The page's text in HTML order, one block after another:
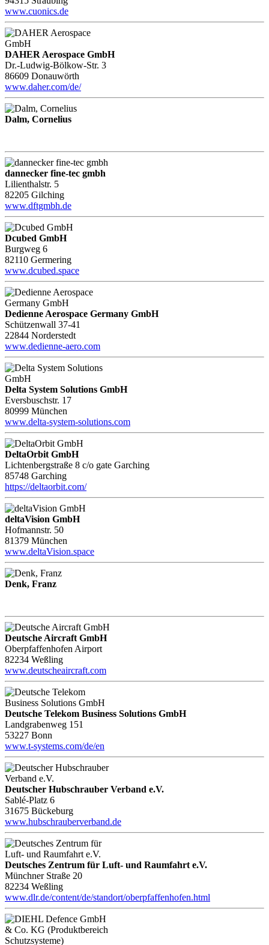
www.cuonics.de
DAHER Aerospace GmbH
Dr.-Ludwig-Bölkow-Str. 3
86609 Donauwörth
www.daher.com/de/
Dalm, Cornelius
dannecker fine-tec gmbh
Lilienthalstr. 5
82205 Gilching
www.dftgmbh.de
Dcubed GmbH
Burgweg 6
82110 Germering
www.dcubed.space
Dedienne Aerospace Germany GmbH
Schützenwall 37-41
22844 Norderstedt
www.dedienne-aero.com
Delta System Solutions GmbH
Eversbuschstr. 17
80999 München
www.delta-system-solutions.com
DeltaOrbit GmbH
Lichtenbergstraße 8 c/o gate Garching
85748 Garching
https://deltaorbit.com/
deltaVision GmbH
Hofmannstr. 50
81379 München
www.deltaVision.space
Denk, Franz
Deutsche Aircraft GmbH
Oberpfaffenhofen Airport
82234 Weßling
www.deutscheaircraft.com
Deutsche Telekom Business Solutions GmbH
Landgrabenweg 151
53227 Bonn
www.t-systems.com/de/en
Deutscher Hubschrauber Verband e.V.
Sablé-Platz 6
31675 Bückeburg
www.hubschrauberverband.de
Deutsches Zentrum für Luft- und Raumfahrt e.V.
Münchner Straße 20
82234 Weßling
www.dlr.de/content/de/standort/oberpfaffenhofen.html